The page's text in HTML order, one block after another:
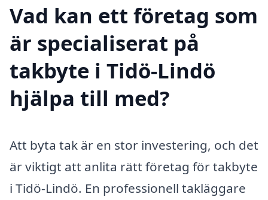
Vad kan ett företag som
är specialiserat på
takbyte i Tidö-Lindö
hjälpa till med?
Att byta tak är en stor investering, och det
är viktigt att anlita rätt företag för takbyte
i Tidö-Lindö. En professionell takläggare